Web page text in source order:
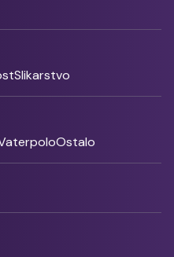
Slikarstvo
Ostalo